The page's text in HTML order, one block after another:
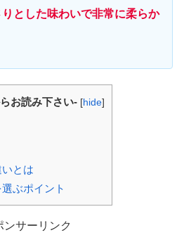
とした味わいで非常に柔らか
お読み下さい- [hide]
とは
ぶポイント
ンサーリンク